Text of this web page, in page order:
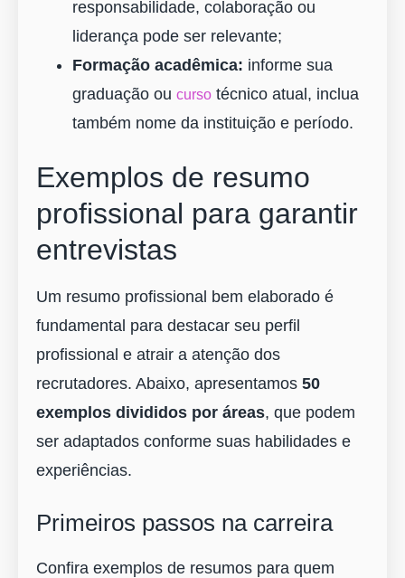
responsabilidade, colaboração ou
liderança pode ser relevante;
Formação acadêmica: informe sua
graduação ou curso técnico atual, inclua
também nome da instituição e período.
Exemplos de resumo
profissional para garantir
entrevistas
Um resumo profissional bem elaborado é
fundamental para destacar seu perfil
profissional e atrair a atenção dos
recrutadores. Abaixo, apresentamos 50
exemplos divididos por áreas, que podem
ser adaptados conforme suas habilidades e
experiências.
Primeiros passos na carreira
Confira exemplos de resumos para quem